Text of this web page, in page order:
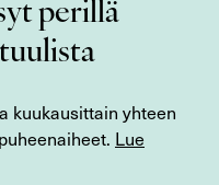
perillä
kuukausittain yhteen
Lue